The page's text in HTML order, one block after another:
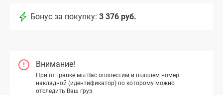
Бонус за покупку: 3 376 руб.
Внимание!
При отправке мы Вас оповестим и вышлем номер
накладной (идентификатор) по которому можно
отследить Ваш груз.